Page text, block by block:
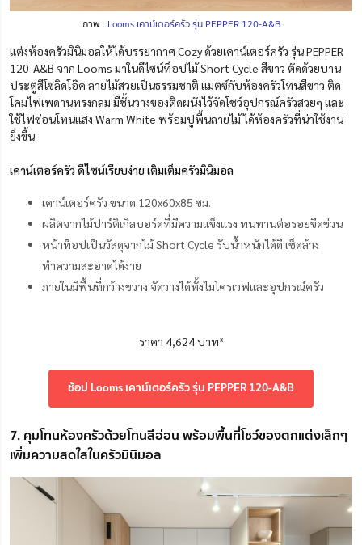
ภาพ : Looms เคาน์เตอร์ครัว รุ่น PEPPER 120-A&B
แต่งห้องครัวมินิมอลให้ได้บรรยากาศ Cozy ด้วยเคาน์เตอร์ครัว รุ่น PEPPER
120-A&B จาก Looms มาในดีไซน์ท็อปไม้ Short Cycle สีขาว ตัดด้วยบาน
ประตูสีโซลิดโอ๊ค ลายไม้สวยเป็นธรรมชาติ แมตซ์กับห้องครัวโทนสีขาว ติด
โคมไฟเพดานทรงกลม มีชั้นวางของติดผนังไว้จัดโชว์อุปกรณ์ครัวสวยๆ และ
ใช้ไฟซ่อนโทนแสง Warm White พร้อมปูพื้นลายไม้ ได้ห้องครัวที่น่าใช้งาน
ยิ่งขึ้น
เคาน์เตอร์ครัว ดีไซน์เรียบง่าย เติมเต็มครัวมินิมอล
เคาน์เตอร์ครัว ขนาด 120x60x85 ซม.
ผลิตจากไม้ปาร์ติเกิลบอร์ดที่มีความแข็งแรง ทนทานต่อรอยขีดข่วน
หน้าท็อปเป็นวัสดุจากไม้ Short Cycle รับน้ำหนักได้ดี เช็ดล้าง
ทำความสะอาดได้ง่าย
ภายในมีพื้นที่กว้างขวาง จัดวางได้ทั้งไมโครเวฟและอุปกรณ์ครัว
ราคา 4,624 บาท*
ช้อป Looms เคาน์เตอร์ครัว รุ่น PEPPER 120-A&B
7. คุมโทนห้องครัวด้วยโทนสีอ่อน พร้อมพื้นที่โชว์ของตกแต่งเล็กๆ
เพิ่มความสดใสในครัวมินิมอล